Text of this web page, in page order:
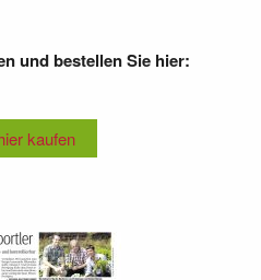
und bestellen Sie hier:
kaufen